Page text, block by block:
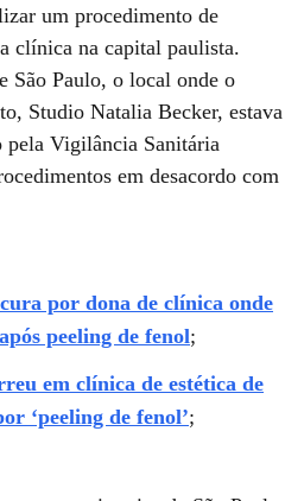
um procedimento de
clínica na capital paulista.
São Paulo, o local onde o
Studio Natalia Becker, estava
Vigilância Sanitária
em desacordo com
por dona de clínica onde
peeling de fenol;
em clínica de estética de
‘peeling de fenol’;